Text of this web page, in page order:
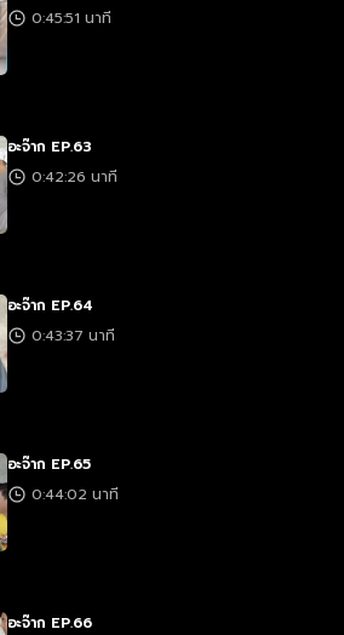
0:45:51 นาที
อะจ๊าก EP.63
0:42:26 นาที
อะจ๊าก EP.64
0:43:37 นาที
อะจ๊าก EP.65
0:44:02 นาที
อะจ๊าก EP.66